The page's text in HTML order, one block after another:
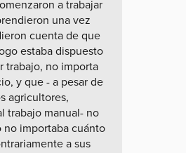
a trabajar
una vez
cuenta de que
estaba dispuesto
trabajo, no importa
y que - a pesar de
agricultores,
trabajo manual- no
no importaba cuánto
a sus